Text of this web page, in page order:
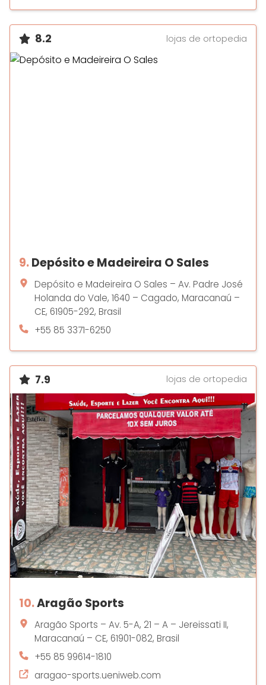
8.2 lojas de ortopedia
9.Depósito e Madeireira O Sales
Depósito e Madeireira O Sales – Av. Padre José
Holanda do Vale, 1640 – Cagado, Maracanaú –
CE, 61905-292, Brasil
+55 85 3371-6250
7.9 lojas de ortopedia
10.Aragão Sports
Aragão Sports – Av. 5-A, 21 – A – Jereissati II,
Maracanaú – CE, 61901-082, Brasil
+55 85 99614-1810
aragao-sports.ueniweb.com